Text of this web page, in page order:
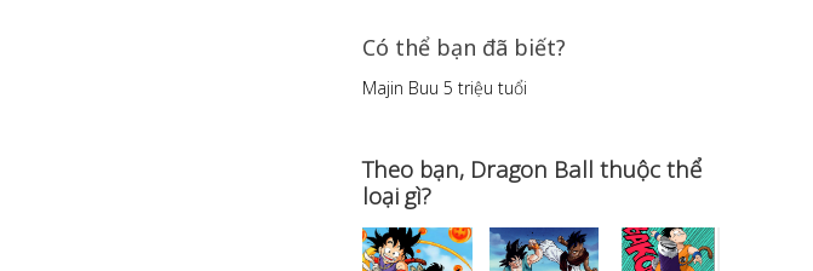
Có thể bạn đã biết?
Toriyama dựa vào các nhà đầu cơ bất động
Theo bạn, Dragon Ball thuộc thể
loại gì?